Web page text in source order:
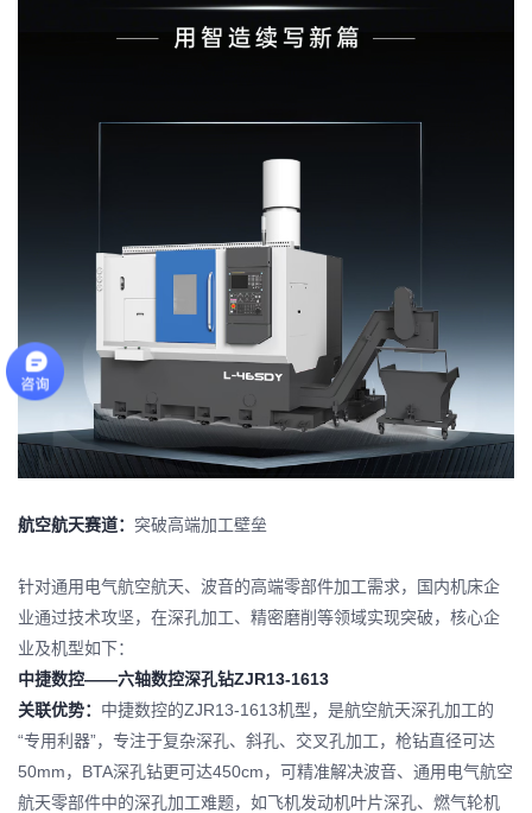
航空航天赛道： 突破高端加工壁垒
针对通用电气航空航天、波音的高端零部件加工需求，国内机床企
业通过技术攻坚，在深孔加工、精密磨削等领域实现突破，核心企
业及机型如下：
中捷数控——六轴数控深孔钻ZJR13-1613
关联优势： 中捷数控的ZJR13-1613机型，是航空航天深孔加工的
“专用利器”，专注于复杂深孔、斜孔、交叉孔加工，枪钻直径可达
50mm，BTA深孔钻更可达450cm，可精准解决波音、通用电气航空
航天零部件中的深孔加工难题，如飞机发动机叶片深孔、燃气轮机